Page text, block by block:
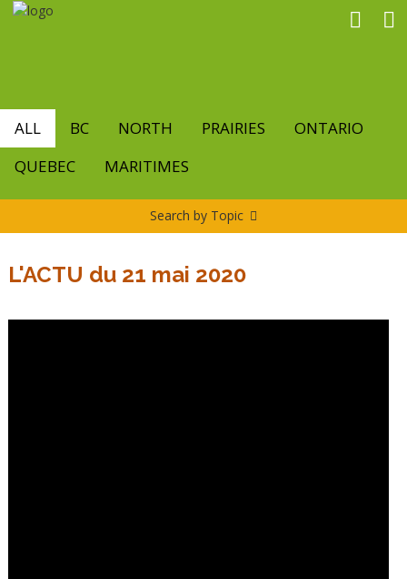
Skip
ALL BC NORTH PRAIRIES
ONTARIO
QUEBEC
MARITIMES
Search by Topic
L'ACTU du 21 mai 2020